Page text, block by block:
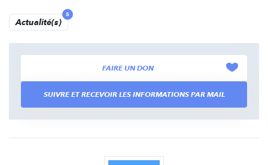
Actualité(s)
5
FAIRE UN DON
SUIVRE ET RECEVOIR LES INFORMATIONS PAR MAIL